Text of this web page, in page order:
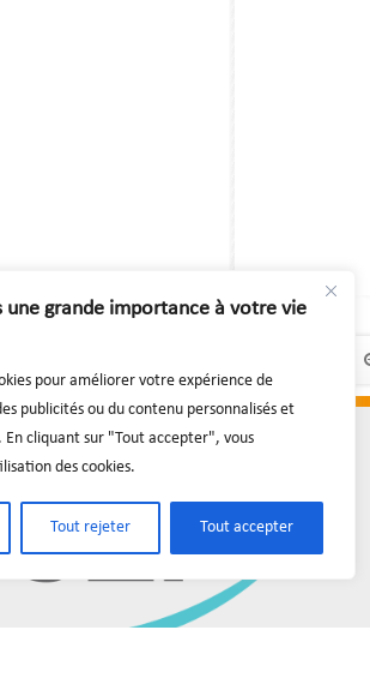
une grande importance à votre vie
pour améliorer votre expérience de
publicités ou du contenu personnalisés et
cliquant sur "Tout accepter", vous
des cookies.
Tout rejeter Tout accepter